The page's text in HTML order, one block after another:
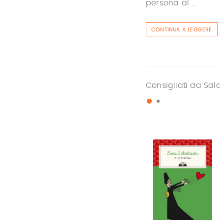
persona al ...
CONTINUA A LEGGERE
Consigliati da